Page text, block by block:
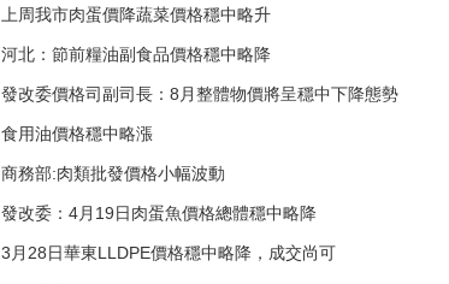
上周我市肉蛋價降蔬菜價格穩中略升
河北：節前糧油副食品價格穩中略降
發改委價格司副司長：8月整體物價將呈穩中下降態勢
食用油價格穩中略漲
商務部:肉類批發價格小幅波動
發改委：4月19日肉蛋魚價格總體穩中略降
3月28日華東LLDPE價格穩中略降，成交尚可